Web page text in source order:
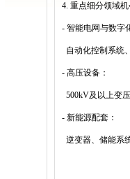
4. 重点细分领域
- 智能电网与数字
自动化控制系统
- 高压设备：
500kV及以上变
- 新能源配套：
逆变器、储能系